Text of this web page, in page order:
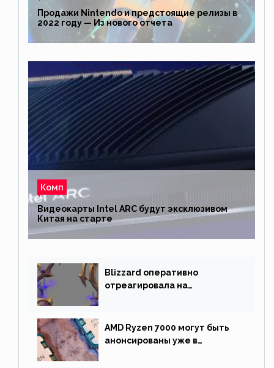
Продажи Nintendo и предстоящие релизы в
2022 году — Из нового отчета
Комп
Видеокарты Intel ARC будут эксклюзивом
Китая на старте
Blizzard оперативно
отреагировала на
AMD Ryzen 7000 могут быть
анонсированы уже в